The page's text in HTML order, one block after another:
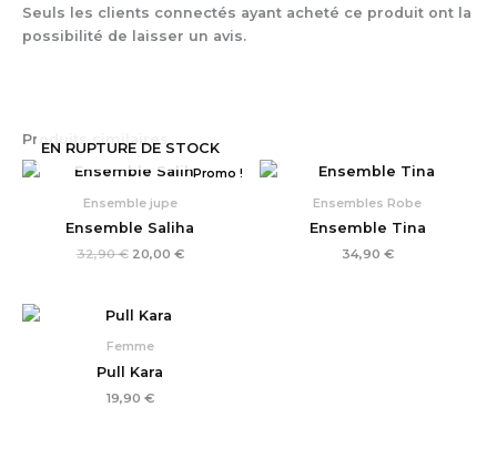
Seuls les clients connectés ayant acheté ce produit ont la
possibilité de laisser un avis.
Produits similaires
Promo !
EN RUPTURE DE STOCK
Ensemble jupe
Ensemble Saliha
32,90€
Le
initial
était :
32,90 €.
20,00 €
Le
prix
20,00 €.
Ensembles Robe
Ensemble Tina
34,90 €
Femme
Pull Kara
19,90 €